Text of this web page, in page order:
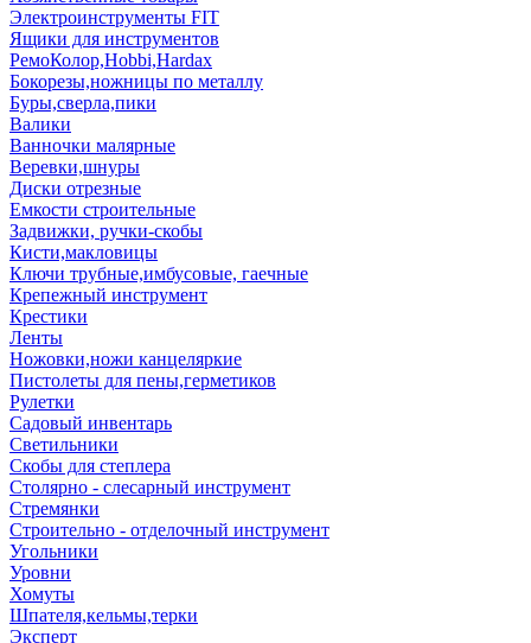
Электроинструменты FIT
Ящики для инструментов
РемоКолор,Hobbi,Hardax
Бокорезы,ножницы по металлу
Буры,сверла,пики
Валики
Ванночки малярные
Веревки,шнуры
Диски отрезные
Емкости строительные
Задвижки, ручки-скобы
Кисти,макловицы
Ключи трубные,имбусовые, гаечные
Крепежный инструмент
Крестики
Ленты
Ножовки,ножи канцеляркие
Пистолеты для пены,герметиков
Рулетки
Садовый инвентарь
Светильники
Скобы для степлера
Столярно - слесарный инструмент
Стремянки
Строительно - отделочный инструмент
Угольники
Уровни
Хомуты
Шпателя,кельмы,терки
Эксперт